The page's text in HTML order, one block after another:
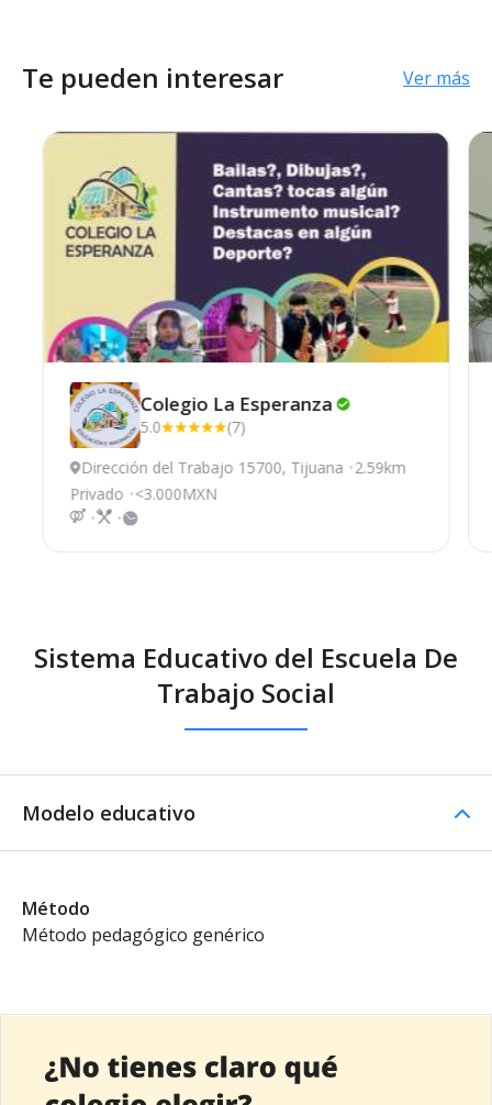
Te pueden interesar Ver más
Colegio La Esperanza
5.0
(7)
Dirección del Trabajo 15700, Tijuana 2.59km
Privado <3.000MXN
Sistema Educativo del Escuela De
Trabajo Social
Modelo educativo
Método
Método pedagógico genérico